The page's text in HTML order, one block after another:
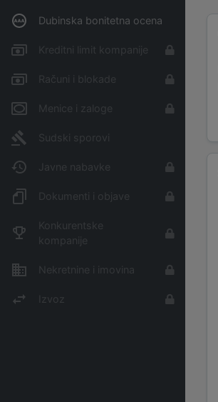
Dubinska bonitetna ocena
Kreditni limit kompanije
Računi i blokade
Menice i zaloge
Sudski sporovi
Javne nabavke
Dokumenti i objave
Konkurentske
kompanije
Nekretnine i imovina
Izvoz